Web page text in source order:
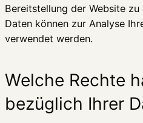
Bereitstellung der Website
Daten können zur Analyse
verwendet werden.
Welche Rechte
bezüglich Ihrer